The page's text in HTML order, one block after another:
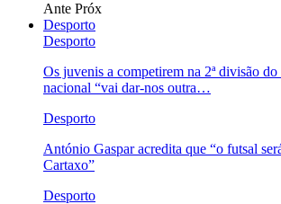
Ante Próx
Desporto
Desporto
Os juvenis a competirem na 2ª divisão do
nacional “vai dar-nos outra…
Desporto
António Gaspar acredita que “o futsal
Cartaxo”
Desporto